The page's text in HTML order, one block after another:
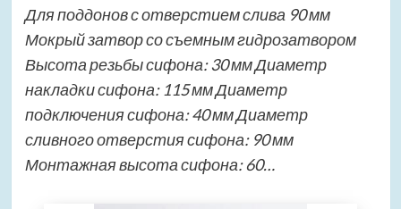
Для поддонов с отверстием слива 90 мм
Мокрый затвор со съемным гидрозатвором
Высота резьбы сифона: 30 мм Диаметр
накладки сифона: 115 мм Диаметр
подключения сифона: 40 мм Диаметр
сливного отверстия сифона: 90 мм
Монтажная высота сифона: 60…